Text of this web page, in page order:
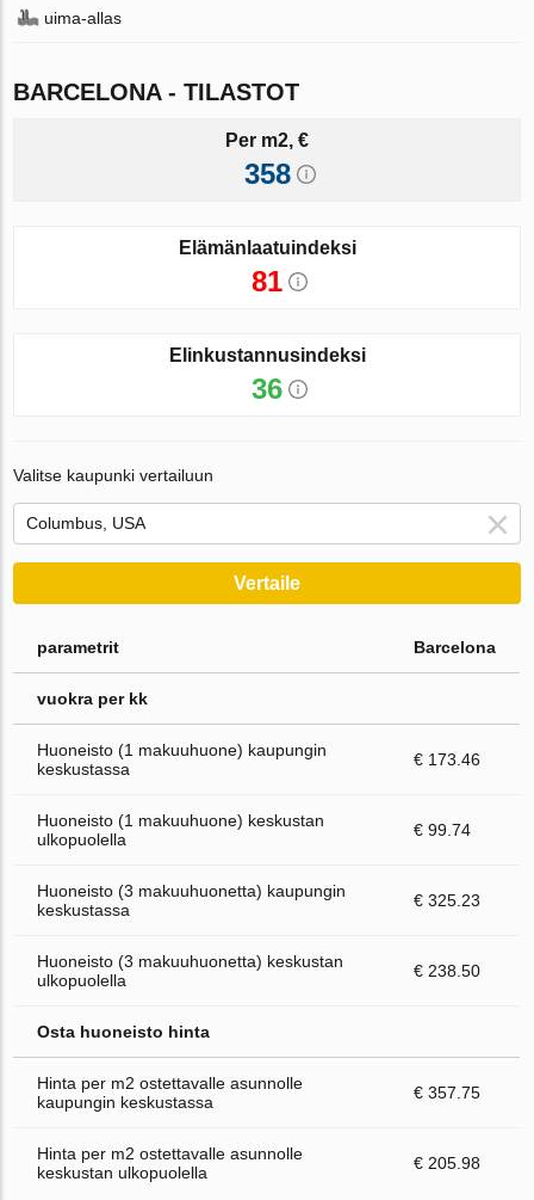
uima-allas
BARCELONA - TILASTOT
Per m2, €
358
Elämänlaatuindeksi
81
Elinkustannusindeksi
36
Valitse kaupunki vertailuun
Vertaile
parametrit Barcelona
vuokra per kk
Huoneisto (1 makuuhuone) kaupungin
keskustassa
€ 173.46
Huoneisto (1 makuuhuone) keskustan
ulkopuolella
€ 99.74
Huoneisto (3 makuuhuonetta) kaupungin
keskustassa
€ 325.23
Huoneisto (3 makuuhuonetta) keskustan
ulkopuolella
€ 238.50
Osta huoneisto hinta
Hinta per m2 ostettavalle asunnolle
kaupungin keskustassa
€ 357.75
Hinta per m2 ostettavalle asunnolle
keskustan ulkopuolella
€ 205.98